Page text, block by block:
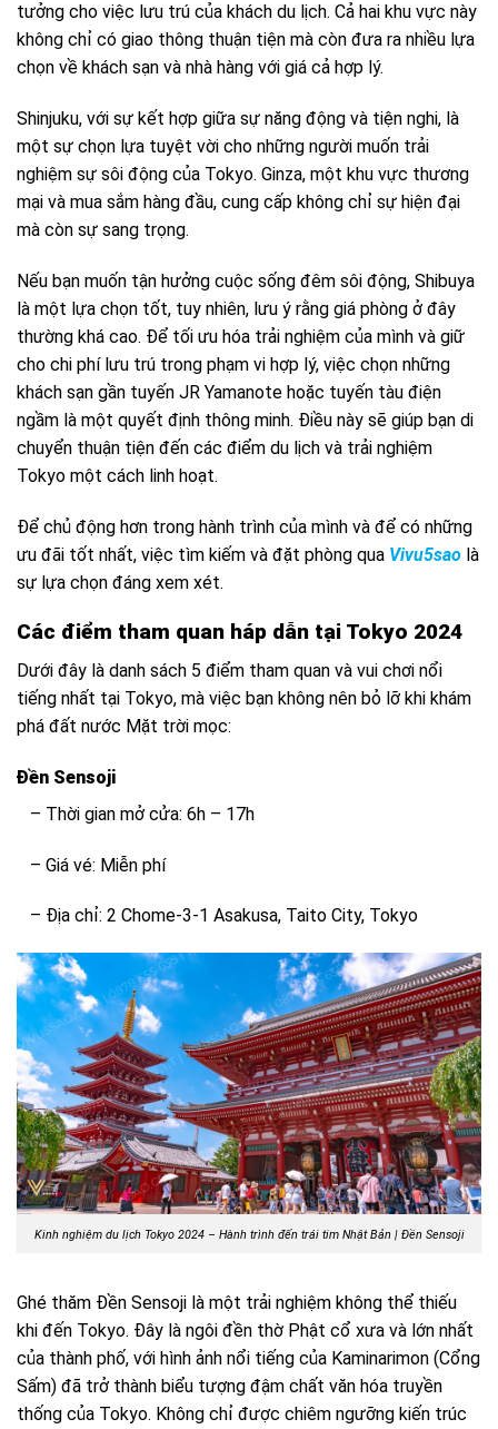
tưởng cho việc lưu trú của khách du lịch. Cả hai khu vực này
không chỉ có giao thông thuận tiện mà còn đưa ra nhiều lựa
chọn về khách sạn và nhà hàng với giá cả hợp lý.
Shinjuku, với sự kết hợp giữa sự năng động và tiện nghi, là
một sự chọn lựa tuyệt vời cho những người muốn trải
nghiệm sự sôi động của Tokyo. Ginza, một khu vực thương
mại và mua sắm hàng đầu, cung cấp không chỉ sự hiện đại
mà còn sự sang trọng.
Nếu bạn muốn tận hưởng cuộc sống đêm sôi động, Shibuya
là một lựa chọn tốt, tuy nhiên, lưu ý rằng giá phòng ở đây
thường khá cao. Để tối ưu hóa trải nghiệm của mình và giữ
cho chi phí lưu trú trong phạm vi hợp lý, việc chọn những
khách sạn gần tuyến JR Yamanote hoặc tuyến tàu điện
ngầm là một quyết định thông minh. Điều này sẽ giúp bạn di
chuyển thuận tiện đến các điểm du lịch và trải nghiệm
Tokyo một cách linh hoạt.
Để chủ động hơn trong hành trình của mình và để có những
ưu đãi tốt nhất, việc tìm kiếm và đặt phòng qua Vivu5sao là
sự lựa chọn đáng xem xét.
Các điểm tham quan háp dẫn tại Tokyo 2024
Dưới đây là danh sách 5 điểm tham quan và vui chơi nổi
tiếng nhất tại Tokyo, mà việc bạn không nên bỏ lỡ khi khám
phá đất nước Mặt trời mọc:
Đền Sensoji
– Thời gian mở cửa: 6h – 17h
– Giá vé: Miễn phí
– Địa chỉ: 2 Chome-3-1 Asakusa, Taito City, Tokyo
Kinh nghiệm du lịch Tokyo 2024 – Hành trình đến trái tim Nhật Bản | Đền Sensoji
Ghé thăm Đền Sensoji là một trải nghiệm không thể thiếu
khi đến Tokyo. Đây là ngôi đền thờ Phật cổ xưa và lớn nhất
của thành phố, với hình ảnh nổi tiếng của Kaminarimon (Cổng
Sấm) đã trở thành biểu tượng đậm chất văn hóa truyền
thống của Tokyo. Không chỉ được chiêm ngưỡng kiến trúc